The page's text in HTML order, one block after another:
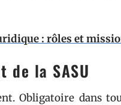
: rôles et
de la SASU
Obligatoire dans